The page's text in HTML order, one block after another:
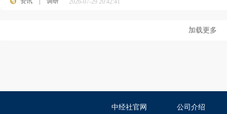
2026-07-29 20:42:41
加载更多
中经社官网 公司介绍